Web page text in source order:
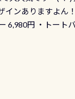
インありますよん
6,980円 ・トート